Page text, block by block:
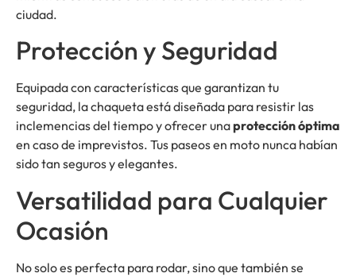
ciudad.
Protección y Seguridad
Equipada con características que garantizan tu
seguridad, la chaqueta está diseñada para resistir las
inclemencias del tiempo y ofrecer unaprotección óptima
en caso de imprevistos. Tus paseos en moto nunca habían
sido tan seguros y elegantes.
Versatilidad para Cualquier
Ocasión
No solo es perfecta para rodar, sino que también se